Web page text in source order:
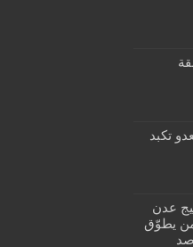
تكبد
عدن
يطوّق